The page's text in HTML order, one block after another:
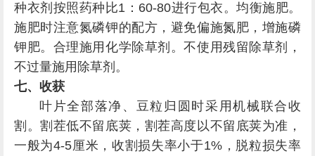
种衣剂按照药种比1：60-80进行包衣。均衡施肥。
施肥时注意氮磷钾的配方，避免偏施氮肥，增施磷
钾肥。合理施用化学除草剂。不使用残留除草剂，
不过量施用除草剂。
七、收获
叶片全部落净、豆粒归圆时采用机械联合收
割。割茬低不留底荚，割茬高度以不留底荚为准，
一般为4-5厘米，收割损失率小于1%，脱粒损失率